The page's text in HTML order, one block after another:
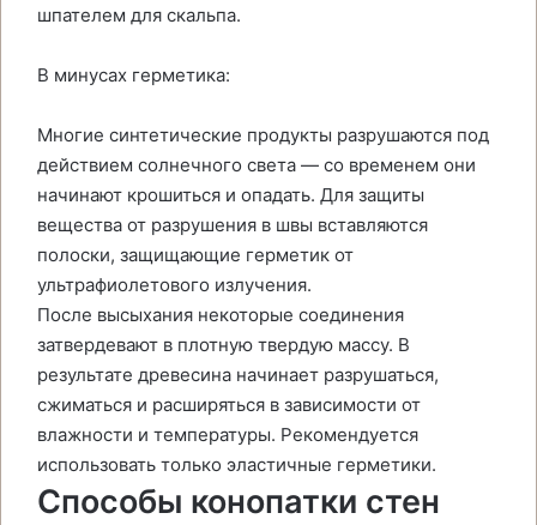
шпателем для скальпа.
В минусах герметика:
Многие синтетические продукты разрушаются под
действием солнечного света — со временем они
начинают крошиться и опадать. Для защиты
вещества от разрушения в швы вставляются
полоски, защищающие герметик от
ультрафиолетового излучения.
После высыхания некоторые соединения
затвердевают в плотную твердую массу. В
результате древесина начинает разрушаться,
сжиматься и расширяться в зависимости от
влажности и температуры. Рекомендуется
использовать только эластичные герметики.
Способы конопатки стен